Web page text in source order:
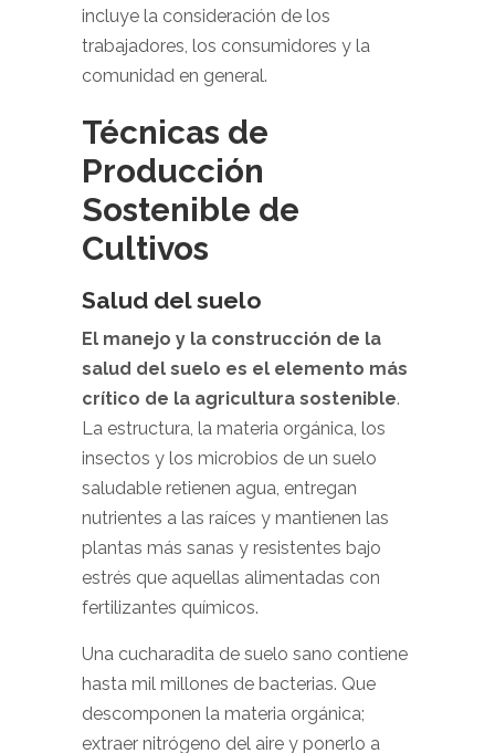
incluye la consideración de los
trabajadores, los consumidores y la
comunidad en general.
Técnicas de
Producción
Sostenible de
Cultivos
Salud del suelo
El manejo y la construcción de la
salud del suelo es el elemento más
crítico de la agricultura sostenible.
La estructura, la materia orgánica, los
insectos y los microbios de un suelo
saludable retienen agua, entregan
nutrientes a las raíces y mantienen las
plantas más sanas y resistentes bajo
estrés que aquellas alimentadas con
fertilizantes químicos.
Una cucharadita de suelo sano contiene
hasta mil millones de bacterias. Que
descomponen la materia orgánica;
extraer nitrógeno del aire y ponerlo a